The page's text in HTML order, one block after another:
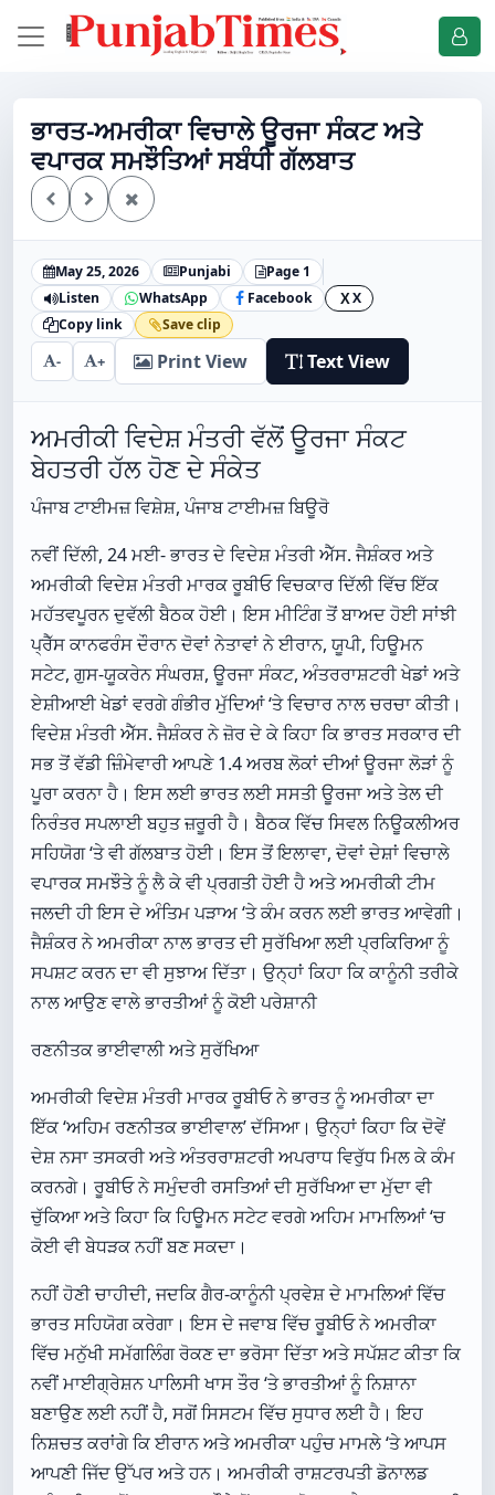
ਭਾਰਤ-ਅਮਰੀਕਾ ਵਿਚਾਲੇ ਊਰਜਾ ਸੰਕਟ ਅਤੇ
ਵਪਾਰਕ ਸਮਝੌਤਿਆਂ ਸਬੰਧੀ ਗੱਲਬਾਤ
May 25, 2026 Punjabi
Page 1
Listen
WhatsApp Facebook X X
Copy link
Save clip
- + Print View Text View
ਅਮਰੀਕੀ ਵਿਦੇਸ਼ ਮੰਤਰੀ ਵੱਲੋਂ ਊਰਜਾ ਸੰਕਟ
ਬੇਹਤਰੀ ਹੱਲ ਹੋਣ ਦੇ ਸੰਕੇਤ
ਪੰਜਾਬ ਟਾਈਮਜ਼ ਵਿਸ਼ੇਸ਼, ਪੰਜਾਬ ਟਾਈਮਜ਼ ਬਿਊਰੋ
ਨਵੀਂ ਦਿੱਲੀ, 24 ਮਈ- ਭਾਰਤ ਦੇ ਵਿਦੇਸ਼ ਮੰਤਰੀ ਐੱਸ. ਜੈਸ਼ੰਕਰ ਅਤੇ
ਅਮਰੀਕੀ ਵਿਦੇਸ਼ ਮੰਤਰੀ ਮਾਰਕ ਰੂਬੀਓ ਵਿਚਕਾਰ ਦਿੱਲੀ ਵਿੱਚ ਇੱਕ
ਮਹੱਤਵਪੂਰਨ ਦੁਵੱਲੀ ਬੈਠਕ ਹੋਈ। ਇਸ ਮੀਟਿੰਗ ਤੋਂ ਬਾਅਦ ਹੋਈ ਸਾਂਝੀ
ਪ੍ਰੈੱਸ ਕਾਨਫਰੰਸ ਦੌਰਾਨ ਦੋਵਾਂ ਨੇਤਾਵਾਂ ਨੇ ਈਰਾਨ, ਯੂਪੀ, ਹਿਊਮਨ
ਸਟੇਟ, ਗੁਸ-ਯੂਕਰੇਨ ਸੰਘਰਸ਼, ਊਰਜਾ ਸੰਕਟ, ਅੰਤਰਰਾਸ਼ਟਰੀ ਖੇਡਾਂ ਅਤੇ
ਏਸ਼ੀਆਈ ਖੇਡਾਂ ਵਰਗੇ ਗੰਭੀਰ ਮੁੱਦਿਆਂ ‘ਤੇ ਵਿਚਾਰ ਨਾਲ ਚਰਚਾ ਕੀਤੀ।
ਵਿਦੇਸ਼ ਮੰਤਰੀ ਐੱਸ. ਜੈਸ਼ੰਕਰ ਨੇ ਜ਼ੋਰ ਦੇ ਕੇ ਕਿਹਾ ਕਿ ਭਾਰਤ ਸਰਕਾਰ ਦੀ
ਸਭ ਤੋਂ ਵੱਡੀ ਜ਼ਿੰਮੇਵਾਰੀ ਆਪਣੇ 1.4 ਅਰਬ ਲੋਕਾਂ ਦੀਆਂ ਊਰਜਾ ਲੋੜਾਂ ਨੂੰ
ਪੂਰਾ ਕਰਨਾ ਹੈ। ਇਸ ਲਈ ਭਾਰਤ ਲਈ ਸਸਤੀ ਊਰਜਾ ਅਤੇ ਤੇਲ ਦੀ
ਨਿਰੰਤਰ ਸਪਲਾਈ ਬਹੁਤ ਜ਼ਰੂਰੀ ਹੈ। ਬੈਠਕ ਵਿੱਚ ਸਿਵਲ ਨਿਊਕਲੀਅਰ
ਸਹਿਯੋਗ ‘ਤੇ ਵੀ ਗੱਲਬਾਤ ਹੋਈ। ਇਸ ਤੋਂ ਇਲਾਵਾ, ਦੋਵਾਂ ਦੇਸ਼ਾਂ ਵਿਚਾਲੇ
ਵਪਾਰਕ ਸਮਝੌਤੇ ਨੂੰ ਲੈ ਕੇ ਵੀ ਪ੍ਰਗਤੀ ਹੋਈ ਹੈ ਅਤੇ ਅਮਰੀਕੀ ਟੀਮ
ਜਲਦੀ ਹੀ ਇਸ ਦੇ ਅੰਤਿਮ ਪੜਾਅ ‘ਤੇ ਕੰਮ ਕਰਨ ਲਈ ਭਾਰਤ ਆਵੇਗੀ।
ਜੈਸ਼ੰਕਰ ਨੇ ਅਮਰੀਕਾ ਨਾਲ ਭਾਰਤ ਦੀ ਸੁਰੱਖਿਆ ਲਈ ਪ੍ਰਕਿਰਿਆ ਨੂੰ
ਸਪਸ਼ਟ ਕਰਨ ਦਾ ਵੀ ਸੁਝਾਅ ਦਿੱਤਾ। ਉਨ੍ਹਾਂ ਕਿਹਾ ਕਿ ਕਾਨੂੰਨੀ ਤਰੀਕੇ
ਨਾਲ ਆਉਣ ਵਾਲੇ ਭਾਰਤੀਆਂ ਨੂੰ ਕੋਈ ਪਰੇਸ਼ਾਨੀ
ਰਣਨੀਤਕ ਭਾਈਵਾਲੀ ਅਤੇ ਸੁਰੱਖਿਆ
ਅਮਰੀਕੀ ਵਿਦੇਸ਼ ਮੰਤਰੀ ਮਾਰਕ ਰੂਬੀਓ ਨੇ ਭਾਰਤ ਨੂੰ ਅਮਰੀਕਾ ਦਾ
ਇੱਕ ‘ਅਹਿਮ ਰਣਨੀਤਕ ਭਾਈਵਾਲ’ ਦੱਸਿਆ। ਉਨ੍ਹਾਂ ਕਿਹਾ ਕਿ ਦੋਵੇਂ
ਦੇਸ਼ ਨਸਾ ਤਸਕਰੀ ਅਤੇ ਅੰਤਰਰਾਸ਼ਟਰੀ ਅਪਰਾਧ ਵਿਰੁੱਧ ਮਿਲ ਕੇ ਕੰਮ
ਕਰਨਗੇ। ਰੂਬੀਓ ਨੇ ਸਮੁੰਦਰੀ ਰਸਤਿਆਂ ਦੀ ਸੁਰੱਖਿਆ ਦਾ ਮੁੱਦਾ ਵੀ
ਚੁੱਕਿਆ ਅਤੇ ਕਿਹਾ ਕਿ ਹਿਊਮਨ ਸਟੇਟ ਵਰਗੇ ਅਹਿਮ ਮਾਮਲਿਆਂ ‘ਚ
ਕੋਈ ਵੀ ਬੇਧੜਕ ਨਹੀਂ ਬਣ ਸਕਦਾ।
ਨਹੀਂ ਹੋਣੀ ਚਾਹੀਦੀ, ਜਦਕਿ ਗੈਰ-ਕਾਨੂੰਨੀ ਪ੍ਰਵੇਸ਼ ਦੇ ਮਾਮਲਿਆਂ ਵਿੱਚ
ਭਾਰਤ ਸਹਿਯੋਗ ਕਰੇਗਾ। ਇਸ ਦੇ ਜਵਾਬ ਵਿੱਚ ਰੂਬੀਓ ਨੇ ਅਮਰੀਕਾ
ਵਿੱਚ ਮਨੁੱਖੀ ਸਮੱਗਲਿੰਗ ਰੋਕਣ ਦਾ ਭਰੋਸਾ ਦਿੱਤਾ ਅਤੇ ਸਪੱਸ਼ਟ ਕੀਤਾ ਕਿ
ਨਵੀਂ ਮਾਈਗ੍ਰੇਸ਼ਨ ਪਾਲਿਸੀ ਖਾਸ ਤੌਰ ‘ਤੇ ਭਾਰਤੀਆਂ ਨੂੰ ਨਿਸ਼ਾਨਾ
ਬਣਾਉਣ ਲਈ ਨਹੀਂ ਹੈ, ਸਗੋਂ ਸਿਸਟਮ ਵਿੱਚ ਸੁਧਾਰ ਲਈ ਹੈ। ਇਹ
ਨਿਸ਼ਚਤ ਕਰਾਂਗੇ ਕਿ ਈਰਾਨ ਅਤੇ ਅਮਰੀਕਾ ਪਹੁੰਚ ਮਾਮਲੇ ‘ਤੇ ਆਪਸ
ਆਪਣੀ ਜਿੱਦ ਉੱਪਰ ਅਤੇ ਹਨ। ਅਮਰੀਕੀ ਰਾਸ਼ਟਰਪਤੀ ਡੋਨਾਲਡ